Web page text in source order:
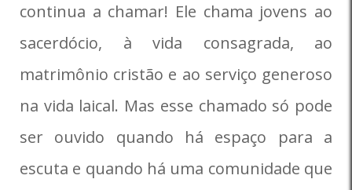
continua a chamar! Ele chama jovens ao
sacerdócio, à vida consagrada, ao
matrimônio cristão e ao serviço generoso
na vida laical. Mas esse chamado só pode
ser ouvido quando há espaço para a
escuta e quando há uma comunidade que